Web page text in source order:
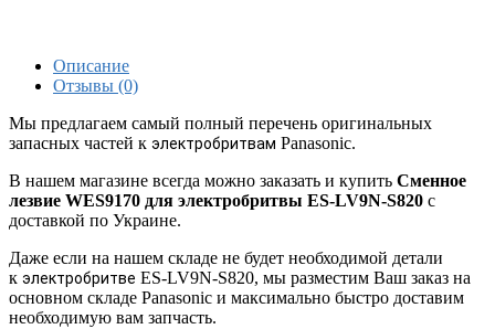
Описание
Отзывы (0)
Мы предлагаем самый полный перечень оригинальных
запасных частей к электробритвам Panasonic.
В нашем магазине всегда можно заказать и купить Сменное
лезвие WES9170 для электробритвы ES-LV9N-S820 с
доставкой по Украине.
Даже если на нашем складе не будет необходимой детали
к электробритве ES-LV9N-S820, мы разместим Ваш заказ на
основном складе Panasonic и максимально быстро доставим
необходимую вам запчасть.